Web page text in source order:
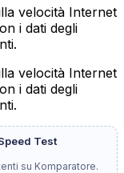
velocità Internet
i dati degli
velocità Internet
i dati degli
Test
su Komparatore.